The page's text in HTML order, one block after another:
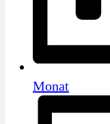
Monat